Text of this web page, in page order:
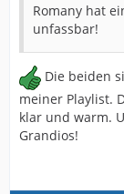
Romany hat
unfassbar!
Die beiden
meiner Playlist.
klar und warm.
Grandios!